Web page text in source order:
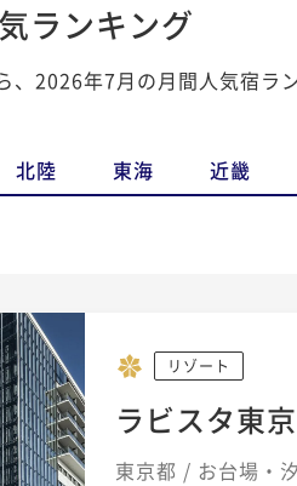
ランキング
2026年7月の月間人気宿ラ
北陸 東海 近畿
リゾート
ラビスタ東
東京都 / お台場・